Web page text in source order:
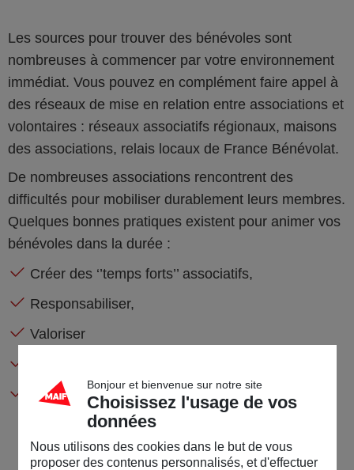
Les sources pour trouver des bénévoles sont
nombreuses à commencer par votre environnement
immédiat. Vous pouvez en complément faire appel à
des réseaux de mise en relation entre associations et
volontaires : réseaux associatifs régionaux, maisons
des associations, relais locaux de France Bénévolat.
De nombreuses associations rencontrent des
difficultés pour mobiliser durablement leurs membres.
Quelques bonnes pratiques existent pour animer vos
bénévoles dans la durée :
Créer des ‘’temps forts’’ associatifs,
Responsabiliser,
Valoriser
Et informer régulièrement les adhérents de vos
actions en cours et des projets à venir.
Bonjour et bienvenue sur notre site
Choisissez l'usage de vos
données
Nous utilisons des cookies dans le but de vous
proposer des contenus personnalisés, et d'effectuer